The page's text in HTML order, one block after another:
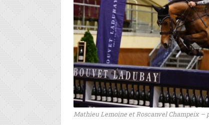
Mathieu Lemoine et Roscanvel Champeix –